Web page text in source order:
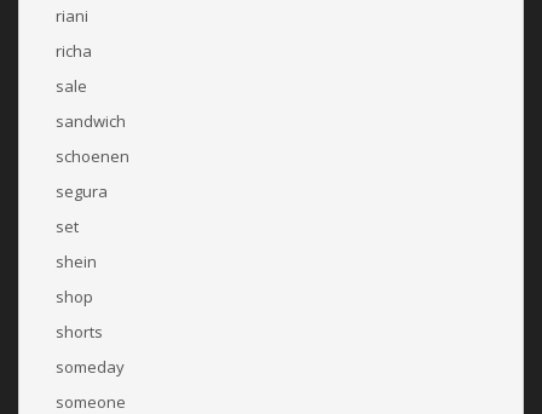
riani
richa
sale
sandwich
schoenen
segura
set
shein
shop
shorts
someday
someone